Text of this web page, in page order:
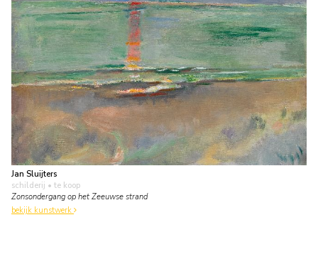
Jan Sluijters
schilderij • te koop
Zonsondergang op het Zeeuwse strand
bekijk kunstwerk